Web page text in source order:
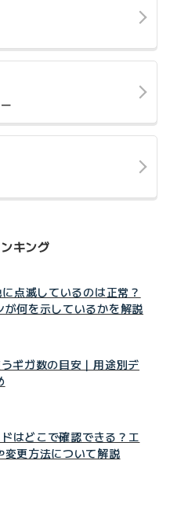
キング
点滅しているのは正常？
が何を示しているかを解説
ギガ数の目安｜用途別デ
はどこで確認できる？エ
変更方法について解説